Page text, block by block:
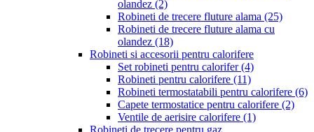
olandez (2)
Robineti de trecere fluture alama (25)
Robineti de trecere fluture alama cu
olandez (18)
Robineti si accesorii pentru calorifere
Set robineti pentru calorifer(4)
Robineti pentru calorifere (11)
Robineti termostatabili pentru calorifere (6)
Capete termostatice pentru calorifere (2)
Ventile de aerisire calorifere (1)
Robineti de trecere pentru gaz